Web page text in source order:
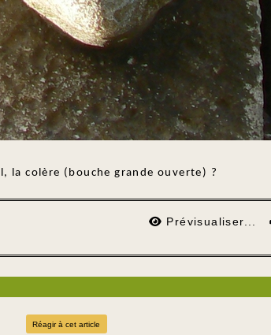
la colère (bouche grande ouverte) ?
Prévisualiser...
Réagir à cet article